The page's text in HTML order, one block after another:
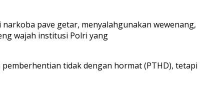
pave getar, menyalahgunakan wewenang,
wajah institusi Polri yang
tidak dengan hormat (PTHD), tetapi